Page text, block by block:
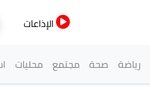
الإذاعات
رياضة صحة مجتمع محليات